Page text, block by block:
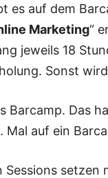
es auf dem
Marketing“
jeweils 18
Sonst
Barcamp. Das
Mal auf ein
Sessions